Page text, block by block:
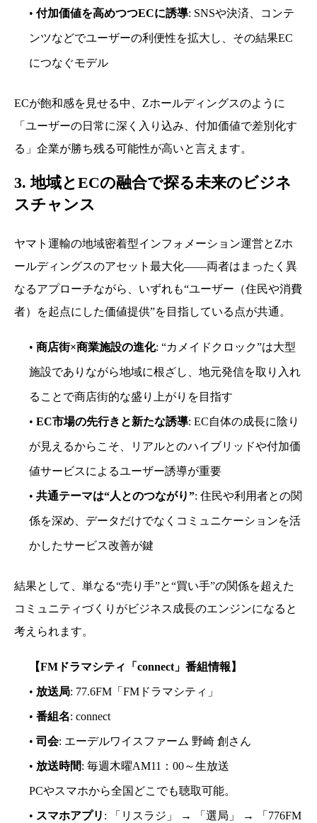
• 付加価値を高めつつECに誘導: SNSや決済、コンテ
ンツなどでユーザーの利便性を拡大し、その結果EC
につなぐモデル
ECが飽和感を見せる中、Zホールディングスのように
「ユーザーの日常に深く入り込み、付加価値で差別化す
る」企業が勝ち残る可能性が高いと言えます。
3. 地域とECの融合で探る未来のビジネ
スチャンス
ヤマト運輸の地域密着型インフォメーション運営とZホ
ールディングスのアセット最大化――両者はまったく異
なるアプローチながら、いずれも“ユーザー（住民や消費
者）を起点にした価値提供”を目指している点が共通。
• 商店街×商業施設の進化: “カメイドクロック”は大型
施設でありながら地域に根ざし、地元発信を取り入れ
ることで商店街的な盛り上がりを目指す
• EC市場の先行きと新たな誘導: EC自体の成長に陰り
が見えるからこそ、リアルとのハイブリッドや付加価
値サービスによるユーザー誘導が重要
• 共通テーマは“人とのつながり”: 住民や利用者との関
係を深め、データだけでなくコミュニケーションを活
かしたサービス改善が鍵
結果として、単なる“売り手”と“買い手”の関係を超えた
コミュニティづくりがビジネス成長のエンジンになると
考えられます。
【FMドラマシティ「connect」番組情報】
• 放送局: 77.6FM「FMドラマシティ」
• 番組名: connect
• 司会: エーデルワイスファーム 野崎 創さん
• 放送時間: 毎週木曜AM11：00～生放送
PCやスマホから全国どこでも聴取可能。
• スマホアプリ : 「リスラジ」 → 「選局」 → 「776FM